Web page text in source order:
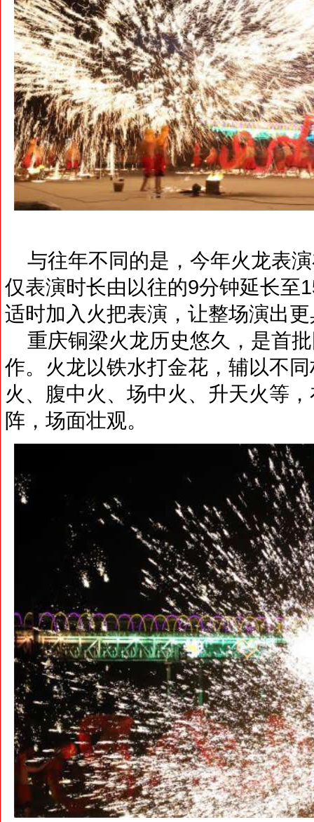
与往年不同的是，今年火龙表
仅表演时长由以往的9分钟延长至
适时加入火把表演，让整场演出
重庆铜梁火龙历史悠久，是首
作。火龙以铁水打金花，辅以不
火、腹中火、场中火、升天火等
阵，场面壮观。